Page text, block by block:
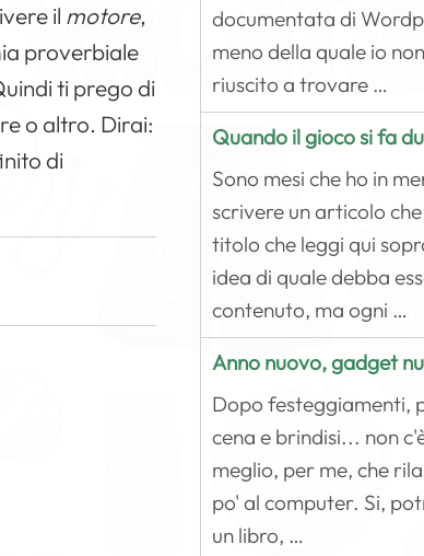
il motore,
proverbiale
ti prego di
o altro. Dirai:
di
documentata di
meno della quale io
riuscito a trovare …
Quando il gioco si fa
Sono mesi che ho in
scrivere un articolo
titolo che leggi qui
idea di quale debba
contenuto, ma ogni …
Anno nuovo, gadget
Dopo festeggiamenti,
cena e brindisi... non
meglio, per me, che
po' al computer. Si,
un libro, …